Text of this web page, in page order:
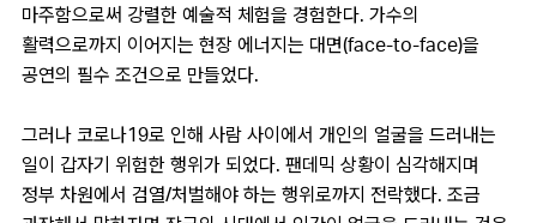
마주함으로써 강렬한 예술적 체험을 경험한다. 가수의
활력으로까지 이어지는 현장 에너지는 대면(face-to-face)을
공연의 필수 조건으로 만들었다.
그러나 코로나19로 인해 사람 사이에서 개인의 얼굴을 드러내는
일이 갑자기 위험한 행위가 되었다. 팬데믹 상황이 심각해지며
정부 차원에서 검열/처벌해야 하는 행위로까지 전락했다. 조금